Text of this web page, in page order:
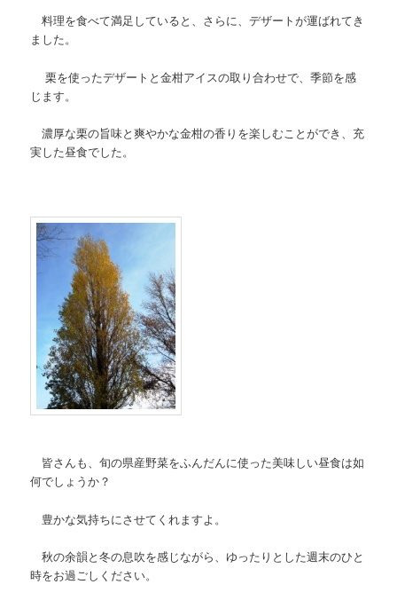
料理を食べて満足していると、さらに、デザートが運ばれてき
ました。
栗を使ったデザートと金柑アイスの取り合わせで、季節を感
じます。
濃厚な栗の旨味と爽やかな金柑の香りを楽しむことができ、充
実した昼食でした。
皆さんも、旬の県産野菜をふんだんに使った美味しい昼食は如
何でしょうか？
豊かな気持ちにさせてくれますよ。
秋の余韻と冬の息吹を感じながら、ゆったりとした週末のひと
時をお過ごしください。